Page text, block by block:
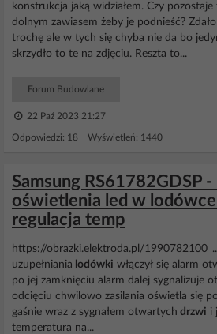
konstrukcja jaką widziałem. Czy
dolnym zawiasem żeby je podnieść?
trochę ale w tych się chyba nie da bo
skrzydło to te na zdjęciu. Reszta to...
Forum Budowlane
22 Paź 2023 21:27
Odpowiedzi: 18 Wyświetleń: 1440
Samsung RS61782GDSP -
oświetlenia led w lodówce
regulacja temp
https://obrazki.elektroda.pl/
uzupełniania lodówki włączył się alarm
po jej zamknięciu alarm dalej sygnalizuje
odcięciu chwilowo zasilania oświetla się
gaśnie wraz z sygnałem otwartych drzwi i
temperatura na...